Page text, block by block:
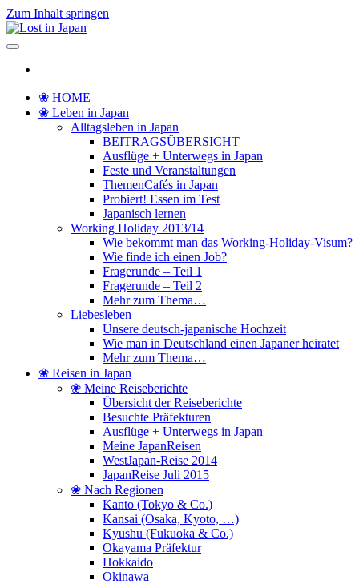
Zum Inhalt springen
❀ HOME
❀ Leben in Japan
Alltagsleben in Japan
BEITRAGSÜBERSICHT
Ausflüge + Unterwegs in Japan
Feste und Veranstaltungen
ThemenCafés in Japan
Probiert! Essen im Test
Japanisch lernen
Working Holiday 2013/14
Wie bekommt man das Working-Holiday-Visum?
Wie finde ich einen Job?
Fragerunde – Teil 1
Fragerunde – Teil 2
Mehr zum Thema…
Liebesleben
Unsere deutsch-japanische Hochzeit
Wie man in Deutschland einen Japaner heiratet
Mehr zum Thema…
❀ Reisen in Japan
❀ Meine Reiseberichte
Übersicht der Reiseberichte
Besuchte Präfekturen
Ausflüge + Unterwegs in Japan
Meine JapanReisen
WestJapan-Reise 2014
JapanReise Juli 2015
❀ Nach Regionen
Kanto (Tokyo & Co.)
Kansai (Osaka, Kyoto, …)
Kyushu (Fukuoka & Co.)
Okayama Präfektur
Hokkaido
Okinawa